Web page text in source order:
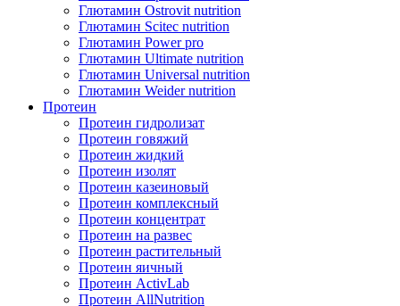
Глютамин Ostrovit nutrition
Глютамин Scitec nutrition
Глютамин Power pro
Глютамин Ultimate nutrition
Глютамин Universal nutrition
Глютамин Weider nutrition
Протеин
Протеин гидролизат
Протеин говяжий
Протеин жидкий
Протеин изолят
Протеин казеиновый
Протеин комплексный
Протеин концентрат
Протеин на развес
Протеин растительный
Протеин яичный
Протеин ActivLab
Протеин AllNutrition